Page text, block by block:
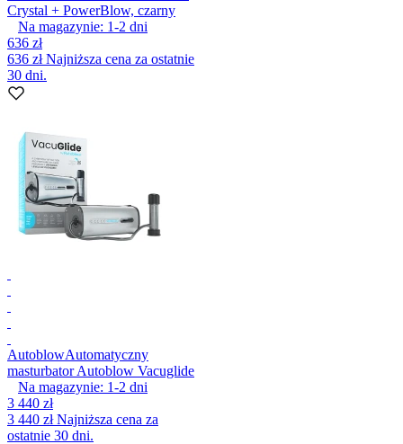
Crystal + PowerBlow, czarny
Na magazynie: 1-2 dni
636 zł
636 złNajniższa cena za ostatnie
30 dni.
AutoblowAutomatyczny
masturbator Autoblow Vacuglide
Na magazynie: 1-2 dni
3 440 zł
3 440 złNajniższa cena za
ostatnie 30 dni.